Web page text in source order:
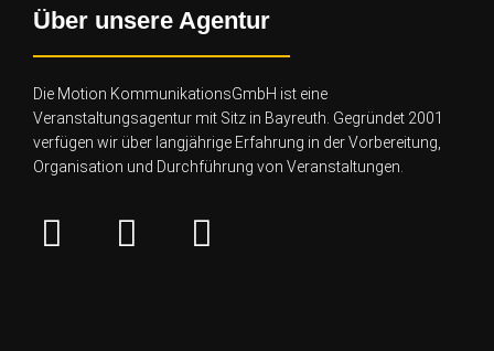
Über unsere Agentur
Die Motion KommunikationsGmbH ist eine
Veranstaltungsagentur mit Sitz in Bayreuth. Gegründet 2001
verfügen wir über langjährige Erfahrung in der Vorbereitung,
Organisation und Durchführung von Veranstaltungen.